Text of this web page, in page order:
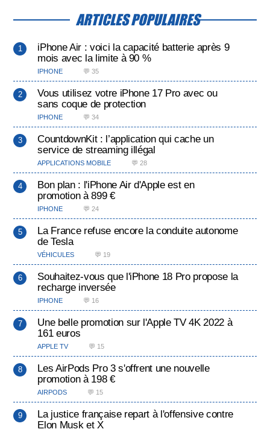
ARTICLES POPULAIRES
iPhone Air : voici la capacité batterie après 9
mois avec la limite à 90 %
IPHONE 💬 35
Vous utilisez votre iPhone 17 Pro avec ou
sans coque de protection
IPHONE 💬 34
CountdownKit : l’application qui cache un
service de streaming illégal
APPLICATIONS MOBILE 💬 28
Bon plan : l'iPhone Air d'Apple est en
promotion à 899 €
IPHONE 💬 24
La France refuse encore la conduite autonome
de Tesla
VÉHICULES 💬 19
Souhaitez-vous que l'iPhone 18 Pro propose la
recharge inversée
IPHONE 💬 16
Une belle promotion sur l'Apple TV 4K 2022 à
161 euros
APPLE TV 💬 15
Les AirPods Pro 3 s'offrent une nouvelle
promotion à 198 €
AIRPODS 💬 15
La justice française repart à l'offensive contre
Elon Musk et X